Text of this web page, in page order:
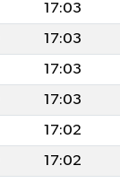
17:03
17:03
17:03
17:03
17:02
17:02